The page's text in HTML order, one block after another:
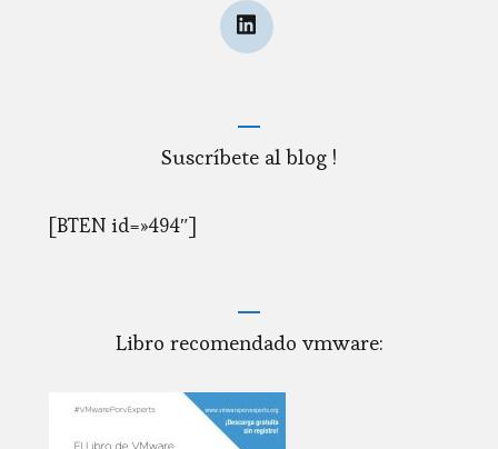
Suscríbete al blog !
[BTEN id=»494″]
Libro recomendado vmware: